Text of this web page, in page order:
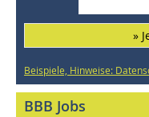
»
Beispiele, Hinweise:
BBB Jobs